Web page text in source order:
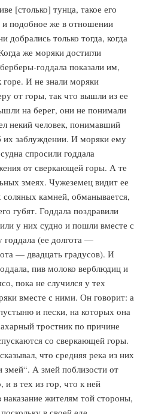
[столько] тунца, такое его
и подобное же в отношении
только тогда, когда
же моряки достигли
годдала показали им,
И не знали моряки
от горы, так что вышли из ее
на берег, они не понимали
некий человек, понимавший
их заблуждении. И моряки ему
спросили годдала
от сверкающей горы. А те
змеях. Чужеземец видит ее
камней, обманывается,
губят. Годдала поздравили
у них судно и пошли вместе с
годдала (ее долгота —
— двадцать градусов). И
пив молоко верблюдиц и
пока не случился у тех
вместе с ними. Он говорит: а
и пески, на которых она
тростник по причине
со сверкающей горы.
что средняя река из них
змей“. А змей поблизости от
в тех из гор, что к ней
жителям той стороны,